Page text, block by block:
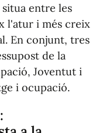
entre les
l'atur i més creix
En conjunt, tres
de la
Joventut i
i ocupació.